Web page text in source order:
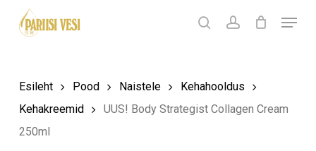
Products
search
searchaccount
Menu
Ostukorv
Esileht Pood Naistele
Kehahooldus
Kehakreemid
UUS! Body Strategist Collagen Cream
250ml